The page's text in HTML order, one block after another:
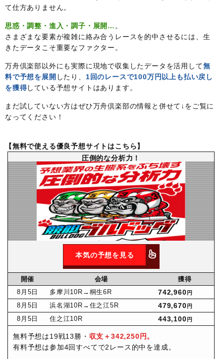
て仕方ありません。
思惑・調整・進入・調子・展開… 。
さまざまな要素が複雑に絡み合うレースを的中させるには、生
きたデータこそ重要なファクター。
万舟倶楽部以外にも実際に現地で収集したデータを活用して無
料で予想を展開 したり、 1回のレースで100万円以上も払い戻し
を獲得している予想サイトはあります。
まだ試していない方はぜひ万舟倶楽部の情報と併せて↓をご覧に
なってください！
【無料で使える優良予想サイトはこちら】
圧倒的な分析力！
本気の予想を見る
開催 会場
獲得
8月 5日 多摩川10R →桐生6R 742,960 円
8月 5日 浜名湖10R →住之江5R 479,670 円
8月 5日 住之江10R 443,100 円
無料予想は19戦13勝・ 収支＋342,250円。
有料予想は参加4回すべてで2レース的中を達成。